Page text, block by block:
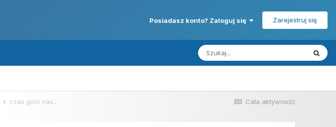
Posiadasz konto? Zaloguj się Zarejestruj się
Cała aktywność
czas goni nas...